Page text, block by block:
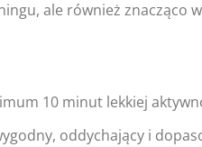
ale również znacząco
10 minut lekkiej
oddychający i